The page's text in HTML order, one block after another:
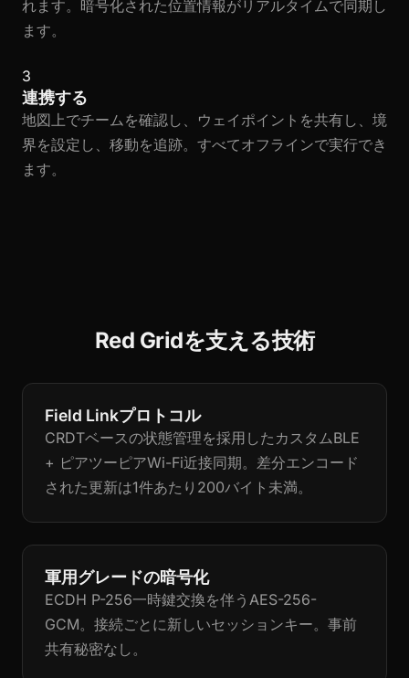
れます。暗号化された位置情報がリアルタイムで同期し
ます。
3
連携する
地図上でチームを確認し、ウェイポイントを共有し、境
界を設定し、移動を追跡。すべてオフラインで実行でき
ます。
Red Gridを支える技術
Field Linkプロトコル
CRDTベースの状態管理を採用したカスタムBLE
+ ピアツーピアWi-Fi近接同期。差分エンコード
された更新は1件あたり200バイト未満。
軍用グレードの暗号化
ECDH P-256一時鍵交換を伴うAES-256-
GCM。接続ごとに新しいセッションキー。事前
共有秘密なし。